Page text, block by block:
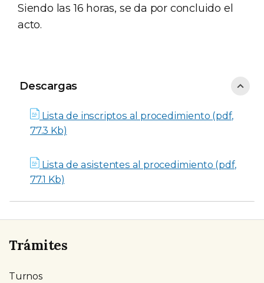
Siendo las 16 horas, se da por concluido el
acto.
Descargas
Descargas
Lista de inscriptos al procedimiento (pdf,
77.3 Kb)
Lista de asistentes al procedimiento (pdf,
77.1 Kb)
Trámites
Turnos